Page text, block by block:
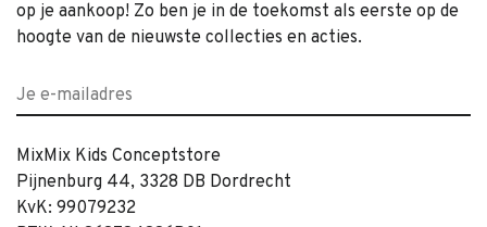
op je aankoop! Zo ben je in de toekomst als eerste op de
hoogte van de nieuwste collecties en acties.
MixMix Kids Conceptstore
Pijnenburg 44, 3328 DB Dordrecht
KvK: 99079232